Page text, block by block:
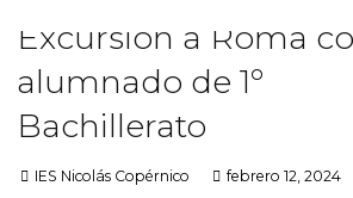
Excursión a Roma
alumnado de 1º
Bachillerato
IES Nicolás Copérnico febrero 12, 2024